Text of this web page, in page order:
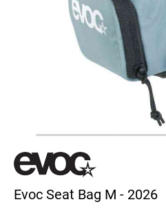
Evoc Seat Bag M - 2026